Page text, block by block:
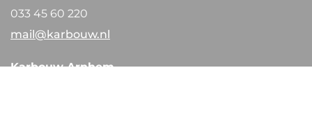
033 45 60 220
mail@karbouw.nl
Karbouw Arnhem